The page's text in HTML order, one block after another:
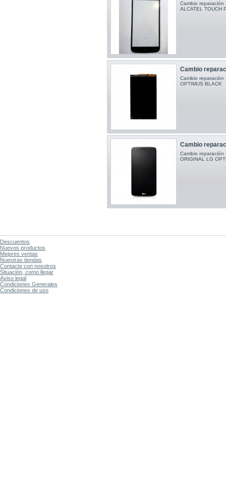
Cambio reparación
ALCATEL
Cambio
Cambio reparación
OPTIMUS
Cambio
Cambio reparación
ORIGINAL LG
Descuentos
Nuevos productos
Mejores ventas
Nuestras tiendas
Contacte con nosotros
Situación, como llegar
Aviso legal
Condiciones Generales
Condiciones de uso